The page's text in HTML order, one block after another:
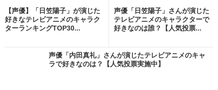
【声優】「日笠陽子」が演じた
好きなテレビアニメのキャラク
ターランキングTOP30...
声優「日笠陽子」さんが演じた
テレビアニメのキャラクターで
好きなのは誰？【人気投票...
声優「内田真礼」さんが演じたテレビアニメのキャ
ラで好きなのは？【人気投票実施中】